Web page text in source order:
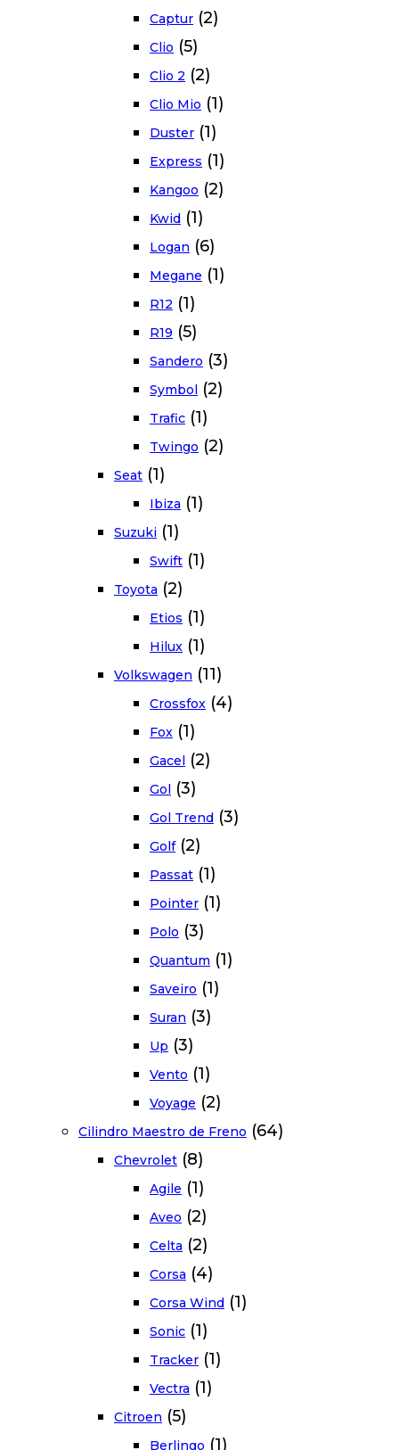
Captur (2)
Clio (5)
Clio 2 (2)
Clio Mio (1)
Duster (1)
Express (1)
Kangoo (2)
Kwid (1)
Logan (6)
Megane (1)
R12 (1)
R19 (5)
Sandero (3)
Symbol (2)
Trafic (1)
Twingo (2)
Seat (1)
Ibiza (1)
Suzuki (1)
Swift (1)
Toyota (2)
Etios (1)
Hilux (1)
Volkswagen (11)
Crossfox (4)
Fox (1)
Gacel (2)
Gol (3)
Gol Trend (3)
Golf (2)
Passat (1)
Pointer (1)
Polo (3)
Quantum (1)
Saveiro (1)
Suran (3)
Up (3)
Vento (1)
Voyage (2)
Cilindro Maestro de Freno (64)
Chevrolet (8)
Agile (1)
Aveo (2)
Celta (2)
Corsa (4)
Corsa Wind (1)
Sonic (1)
Tracker (1)
Vectra (1)
Citroen (5)
Berlingo (1)